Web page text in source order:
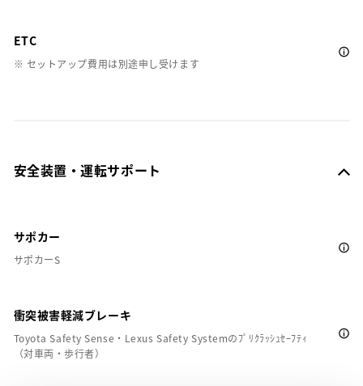
ETC
※ セットアップ費用は別途申し受けます
安全装置・運転サポート
サポカー
サポカーS
衝突被害軽減ブレーキ
Toyota Safety Sense・Lexus Safety Systemのﾌﾟﾘｸﾗｯｼｭｾｰﾌﾃｨ
（対車両・歩行者）